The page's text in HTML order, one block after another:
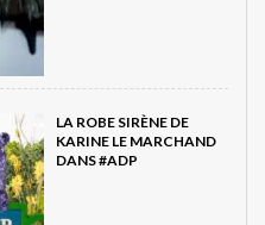
LA ROBE SIRÈNE DE
KARINE LE MARCHAND
DANS #ADP